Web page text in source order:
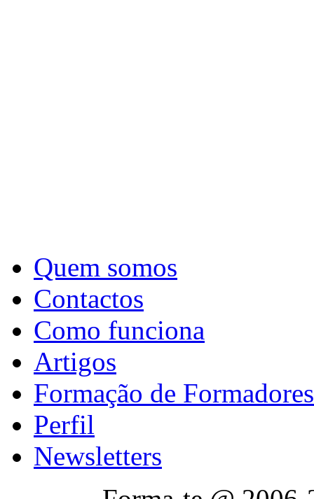
Quem somos
Contactos
Como funciona
Artigos
Formação de Formadores
Perfil
Newsletters